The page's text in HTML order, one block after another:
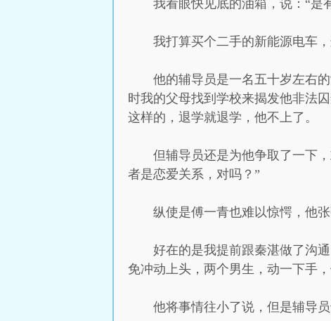
我看眼快见底的油箱，说：“是
我打算买个二手的新能源电车
他的辅导员是一名五十岁左右
时我的父母找到学校来揭发他非法
这样的，退学就退学，他不上了。
但辅导员还是为他争取了一下
者是恋爱关系，对吗？”
纵使是傅一青也难以惊愕，他
好在的是我提前跟秦湛做了沟
免冲动上头，两个男生，动一下手
他将事情往小了说，但是辅导